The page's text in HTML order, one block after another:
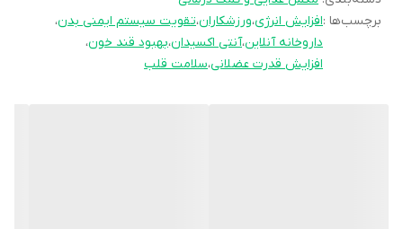
برچسب‌ها :افزایش انرژی،ورزشکاران،تقویت سیستم ایمنی بدن،
داروخانه آنلاین،آنتی اکسیدان،بهبود قند خون،
افزایش قدرت عضلانی،سلامت قلب